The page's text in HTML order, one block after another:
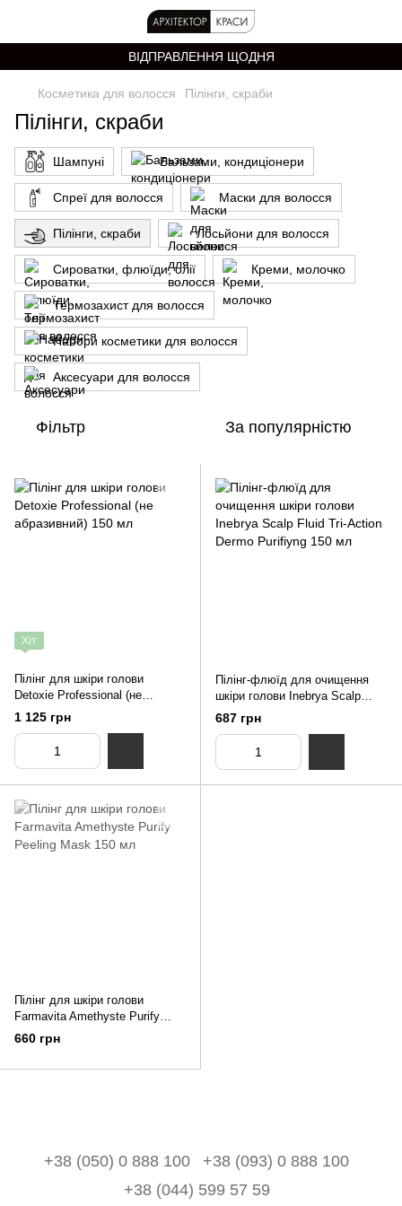
ВІДПРАВЛЕННЯ ЩОДНЯ
Косметика для волосся Пілінги, скраби
Пілінги, скраби
Шампуні Бальзами, кондиціонери
Спреї для волосся Маски для волосся
Пілінги, скраби Лосьйони для волосся
Сироватки, флюїди, олії Креми, молочко
Термозахист для волосся
Набори косметики для волосся
Аксесуари для волосся
Фільтр За популярністю
Хіт
Пілінг для шкіри голови
Detoxie Professional (не
абразивний) 150 мл
1 125 грн
Пілінг-флюїд для очищення
шкіри голови Inebrya Scalp
Fluid Tri-Action Dermo Purifiyng
150 мл
687 грн
Пілінг для шкіри голови
Farmavita Amethyste Purify
Peeling Mask 150 мл
660 грн
+38 (050) 0 888 100
+38 (093) 0 888 100
+38 (044) 599 57 59